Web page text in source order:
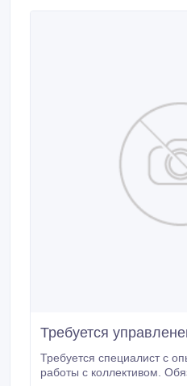
Требуется
Требуется специалист с
работы с коллективом.